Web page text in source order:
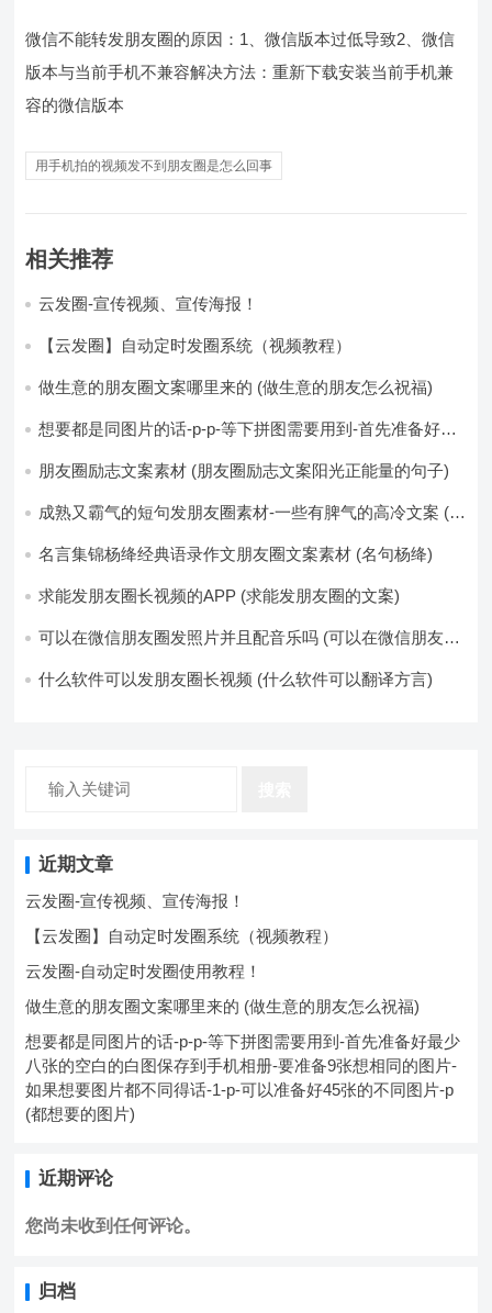
微信不能转发朋友圈的原因：1、微信版本过低导致2、微信
版本与当前手机不兼容解决方法：重新下载安装当前手机兼
容的微信版本
用手机拍的视频发不到朋友圈是怎么回事
相关推荐
云发圈-宣传视频、宣传海报！
【云发圈】自动定时发圈系统（视频教程）
做生意的朋友圈文案哪里来的 (做生意的朋友怎么祝福)
想要都是同图片的话-p-p-等下拼图需要用到-首先准备好最
片-如果想要图片都不同得话-1-p-可以准备好45张的不同图
朋友圈励志文案素材 (朋友圈励志文案阳光正能量的句子)
成熟又霸气的短句发朋友圈素材-一些有脾气的高冷文案 (成
名言集锦杨绛经典语录作文朋友圈文案素材 (名句杨绛)
求能发朋友圈长视频的APP (求能发朋友圈的文案)
可以在微信朋友圈发照片并且配音乐吗 (可以在微信朋友圈
什么软件可以发朋友圈长视频 (什么软件可以翻译方言)
近期文章
云发圈-宣传视频、宣传海报！
【云发圈】自动定时发圈系统（视频教程）
云发圈-自动定时发圈使用教程！
做生意的朋友圈文案哪里来的 (做生意的朋友怎么祝福)
想要都是同图片的话-p-p-等下拼图需要用到-首先准备好最少
八张的空白的白图保存到手机相册-要准备9张想相同的图片-
如果想要图片都不同得话-1-p-可以准备好45张的不同图片-p
(都想要的图片)
近期评论
您尚未收到任何评论。
归档